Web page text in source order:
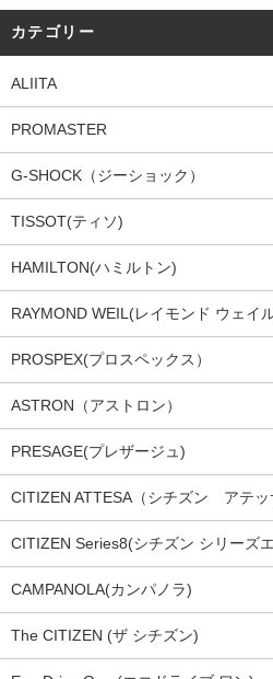
カテゴリー
ALIITA
PROMASTER
G-SHOCK（ジーショック）
TISSOT(ティソ)
HAMILTON(ハミルトン)
RAYMOND WEIL(レイモンド ウェイ
PROSPEX(プロスペックス）
ASTRON（アストロン）
PRESAGE(プレザージュ)
CITIZEN ATTESA（シチズン アテッ
CITIZEN Series8(シチズン シリーズ
CAMPANOLA(カンパノラ)
The CITIZEN (ザ シチズン)